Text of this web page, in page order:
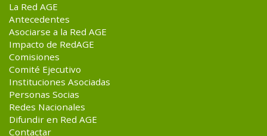
La Red AGE
Antecedentes
Asociarse a la Red AGE
Impacto de RedAGE
Comisiones
Comité Ejecutivo
Instituciones Asociadas
Personas Socias
Redes Nacionales
Difundir en Red AGE
Contactar